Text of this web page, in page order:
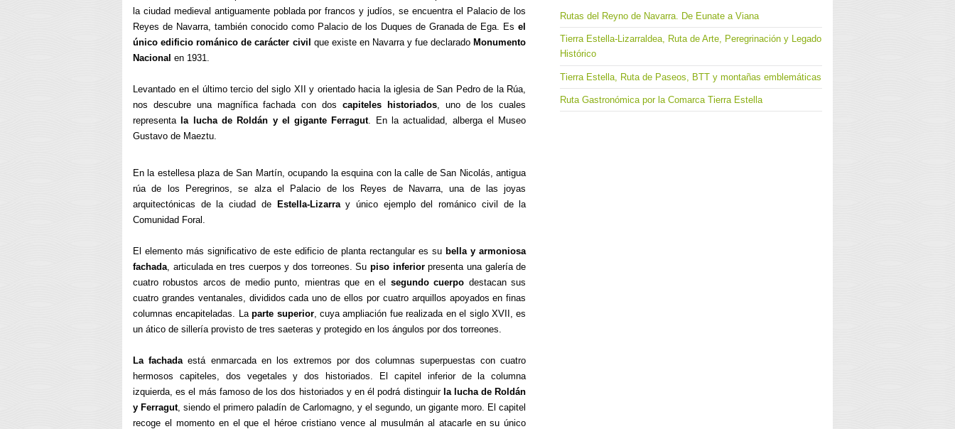
la ciudad medieval antiguamente poblada por francos y judíos, se encuentra el Palacio de los
Reyes de Navarra, también conocido como Palacio de los Duques de Granada de Ega. Esel
único edificio románico de carácter civil que existe en Navarra y fue declarado Monumento
Nacional en 1931.
Levantado en el último tercio del siglo XII y orientado hacia la iglesia de San Pedro de la Rúa,
nos descubre una magnífica fachada con doscapiteles historiados, uno de los cuales
representa la lucha de Roldán y el gigante Ferragut. En la actualidad, alberga el Museo
Gustavo de Maeztu.
En la estellesa plaza de San Martín, ocupando la esquina con la calle de San Nicolás, antigua
rúa de los Peregrinos, se alza el Palacio de los Reyes de Navarra, una de las joyas
arquitectónicas de la ciudad de
Estella-Lizarray único ejemplo del románico civil de la
Comunidad Foral.
El elemento más significativo de este edificio de planta rectangular es su bella y armoniosa
fachada, articulada en tres cuerpos y dos torreones. Su piso inferiorpresenta una galería de
cuatro robustos arcos de medio punto, mientras que en el segundo cuerpo destacan sus
cuatro grandes ventanales, divididos cada uno de ellos por cuatro arquillos apoyados en finas
columnas encapiteladas. Laparte superior, cuya ampliación fue realizada en el siglo XVII, es
un ático de sillería provisto de tres saeteras y protegido en los ángulos por dos torreones.
La fachadaestá enmarcada en los extremos por dos columnas superpuestas con cuatro
hermosos capiteles, dos vegetales y dos historiados. El capitel inferior de la columna
izquierda, es el más famoso de los dos historiados y en él podrá distinguir la lucha de Roldán
y Ferragut, siendo el primero paladín de Carlomagno, y el segundo, un gigante moro. El capitel
recoge el momento en el que el héroe cristiano vence al musulmán al atacarle en su único
Rutas del Reyno de Navarra. De Eunate a Viana
Tierra Estella-Lizarraldea, Ruta de Arte, Peregrinación y Legado
Histórico
Tierra Estella, Ruta de Paseos, BTT y montañas emblemáticas
Ruta Gastronómica por la Comarca Tierra Estella